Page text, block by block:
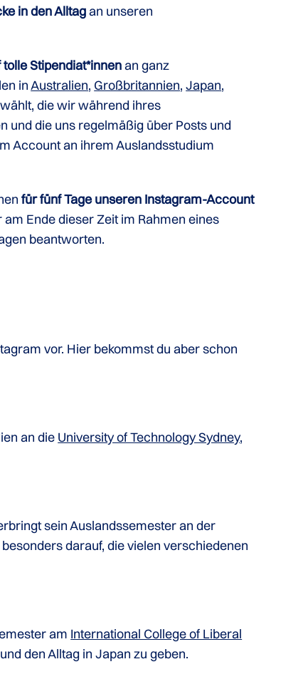
in den Alltagan unseren
tolle Stipendiat*innenan ganz
inAustralien, Großbritannien,Japan,
die wir während ihres
und die uns regelmäßig über Posts und
Account an ihrem Auslandsstudium
für fünf Tage unseren Instagram-Account
am Ende dieser Zeit im Rahmen eines
beantworten.
vor. Hier bekommst du aber schon
an die University of Technology Sydney,
sein Auslandssemester an der
darauf, die vielen verschiedenen
am International College of Liberal
den Alltag in Japan zu geben.